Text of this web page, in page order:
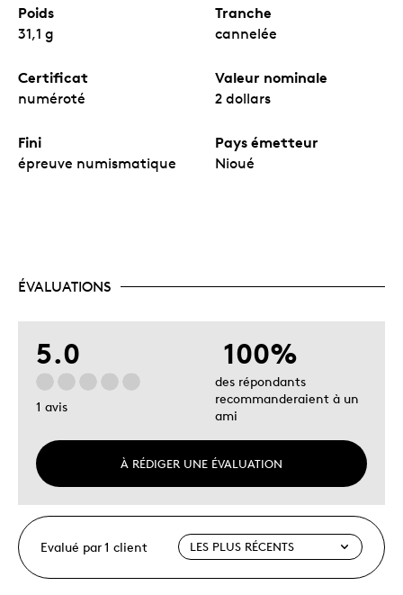
Poids
31,1 g
Tranche
cannelée
Certificat
numéroté
Valeur nominale
2 dollars
Fini
épreuve numismatique
Pays émetteur
Nioué
ÉVALUATIONS
5.0
1 avis
À RÉDIGER UNE ÉVALUATION
100%
des répondants
recommanderaient à un
ami
Evalué par 1 client